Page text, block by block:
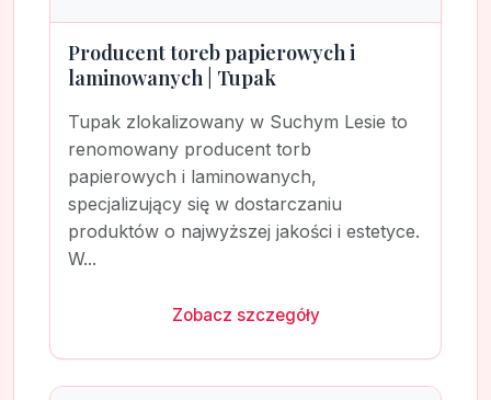
Producent toreb papierowych i
laminowanych | Tupak
Tupak zlokalizowany w Suchym Lesie to
renomowany producent torb
papierowych i laminowanych,
specjalizujący się w dostarczaniu
produktów o najwyższej jakości i estetyce.
W...
Zobacz szczegóły